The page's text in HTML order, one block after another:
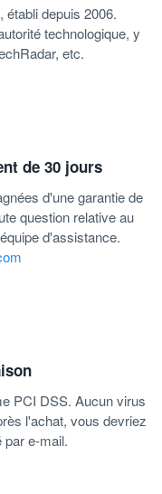
établi depuis 2006.
technologique, y
etc.
de 30 jours
d'une garantie de
question relative au
d'assistance.
PCI DSS. Aucun virus
l'achat, vous devriez
par e-mail.